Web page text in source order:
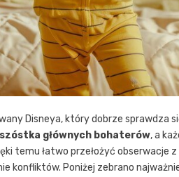
Disneya, który dobrze sprawdza
szóstka głównych bohaterów, a
temu łatwo przełożyć obserwacje
konfliktów. Poniżej zebrano